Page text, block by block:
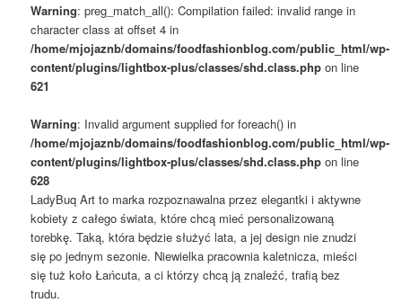
Warning: preg_match_all(): Compilation failed: invalid range in
character class at offset 4 in
/home/mjojaznb/domains/foodfashionblog.com/public_html/wp-
content/plugins/lightbox-plus/classes/shd.class.php on line
621
Warning: Invalid argument supplied for foreach() in
/home/mjojaznb/domains/foodfashionblog.com/public_html/wp-
content/plugins/lightbox-plus/classes/shd.class.php on line
628
LadyBuq Art to marka rozpoznawalna przez elegantki i aktywne
kobiety z całego świata, które chcą mieć personalizowaną
torebkę. Taką, która będzie służyć lata, a jej design nie znudzi
się po jednym sezonie. Niewielka pracownia kaletnicza, mieści
się tuż koło Łańcuta, a ci którzy chcą ją znaleźć, trafią bez
trudu.